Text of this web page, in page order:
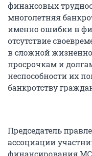
финансовых
многолетняя
именно ошибки в
отсутствие
в сложной
просрочкам и
неспособности их
банкротству
Председатель
ассоциации
финансирования